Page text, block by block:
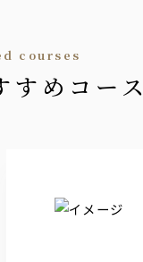
梅酒
酒
アルコールビールテイ
courses
すめコース